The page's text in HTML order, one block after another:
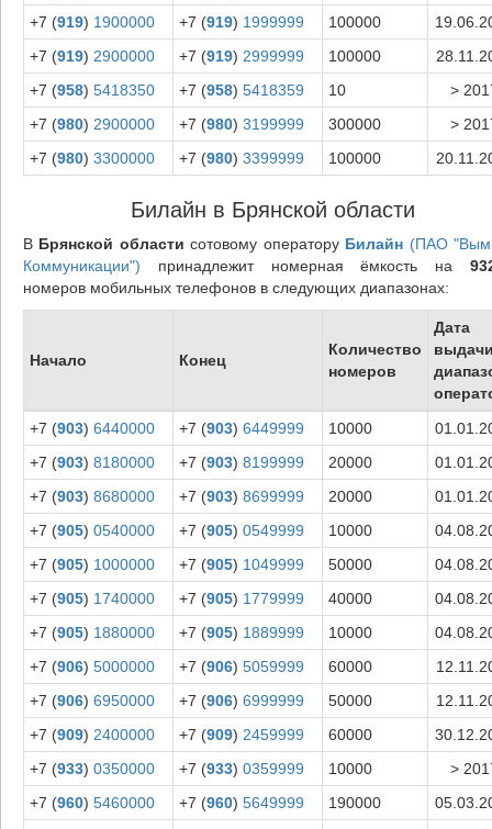
+7 (919) 1900000 +7 (919) 1999999 100000
+7 (919) 2900000 +7 (919) 2999999 100000
+7 (958) 5418350 +7 (958) 5418359 10
>
+7 (980) 2900000 +7 (980) 3199999 300000
>
+7 (980) 3300000 +7 (980) 3399999 100000
Билайн в Брянской области
В Брянской области сотовому оператору Билайн (ПАО
Коммуникации") принадлежит номерная ёмкость на
номеров мобильных телефонов в следующих диапазонах:
Начало Конец
Количество
номеров
Дата
+7 (903) 6440000 +7 (903) 6449999 10000
+7 (903) 8180000 +7 (903) 8199999 20000
+7 (903) 8680000 +7 (903) 8699999 20000
+7 (905) 0540000 +7 (905) 0549999 10000
+7 (905) 1000000 +7 (905) 1049999 50000
+7 (905) 1740000 +7 (905) 1779999 40000
+7 (905) 1880000 +7 (905) 1889999 10000
+7 (906) 5000000 +7 (906) 5059999 60000
+7 (906) 6950000 +7 (906) 6999999 50000
+7 (909) 2400000 +7 (909) 2459999 60000
+7 (933) 0350000 +7 (933) 0359999 10000
>
+7 (960) 5460000 +7 (960) 5649999 190000